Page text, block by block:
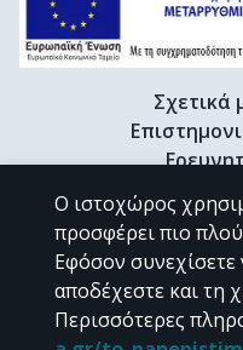
Σχετικά
Διδακτορικές
Ο ιστοχώρος
προσφέρει πιο
Εφόσον συνεχίσετε
αποδέχεστε και τη
Περισσότερες